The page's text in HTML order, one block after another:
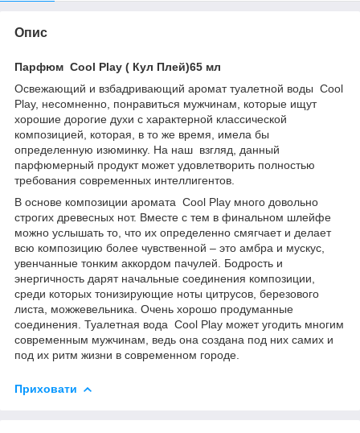
Опис
Парфюм Cool Play ( Кул Плей)65 мл
Освежающий и взбадривающий аромат туалетной воды Cool
Play, несомненно, понравиться мужчинам, которые ищут
хорошие дорогие духи с характерной классической
композицией, которая, в то же время, имела бы
определенную изюминку. На наш взгляд, данный
парфюмерный продукт может удовлетворить полностью
требования современных интеллигентов.
В основе композиции аромата Cool Play много довольно
строгих древесных нот. Вместе с тем в финальном шлейфе
можно услышать то, что их определенно смягчает и делает
всю композицию более чувственной – это амбра и мускус,
увенчанные тонким аккордом пачулей. Бодрость и
энергичность дарят начальные соединения композиции,
среди которых тонизирующие ноты цитрусов, березового
листа, можжевельника. Очень хорошо продуманные
соединения. Туалетная вода Cool Play может угодить многим
современным мужчинам, ведь она создана под них самих и
под их ритм жизни в современном городе.
Приховати